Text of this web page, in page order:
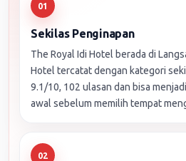
01
Sekilas Penginapan
The Royal Idi Hotel berada di
Hotel tercatat dengan kategori
9.1/10, 102 ulasan dan bisa
awal sebelum memilih tempat
02